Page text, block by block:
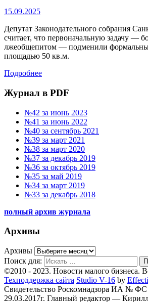
15.09.2025
Депутат Законодательного собрания
считает, что первоначальную задачу —
лжеобщепитом — подменили
площадью 50 кв.м.
Подробнее
Журнал в PDF
№42 за июнь 2023
№41 за июнь 2022
№40 за сентябрь 2021
№39 за март 2021
№38 за март 2020
№37 за декабрь 2019
№36 за октябрь 2019
№35 за май 2019
№34 за март 2019
№33 за декабрь 2018
полный архив журнала
Архивы
Архивы
Поиск для:
©2010 - 2023. Новости малого бизнеса.
Техподдержка сайта Studio V-16 by
Свидетельство Роскомнадзора ИА № ФС
29.03.2017г.